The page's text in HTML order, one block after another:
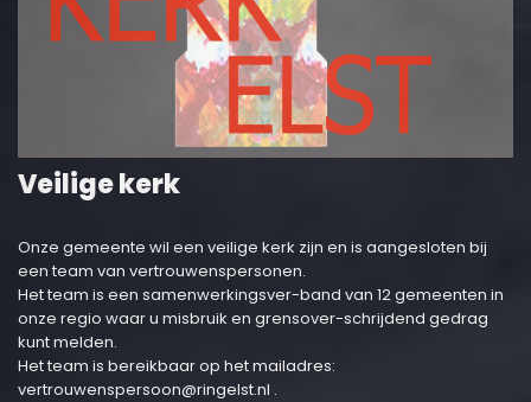
Veilige kerk
Onze gemeente wil een veilige kerk zijn en is aangesloten bij
een team van vertrouwenspersonen.
Het team is een samenwerkingsver-band van 12 gemeenten in
onze regio waar u misbruik en grensover-schrijdend gedrag
kunt melden.
Het team is bereikbaar op het mailadres:
vertrouwenspersoon@ringelst.nl .